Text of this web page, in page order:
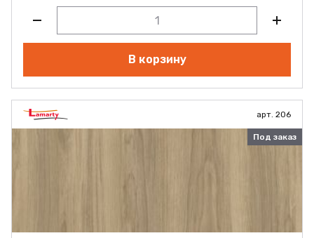
В корзину
арт. 206
Под заказ